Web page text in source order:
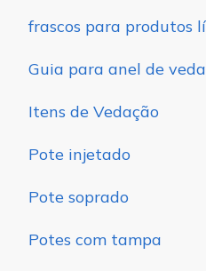
frascos para produtos
Guia para anel de
Itens de Vedação
Pote injetado
Pote soprado
Potes com tampa